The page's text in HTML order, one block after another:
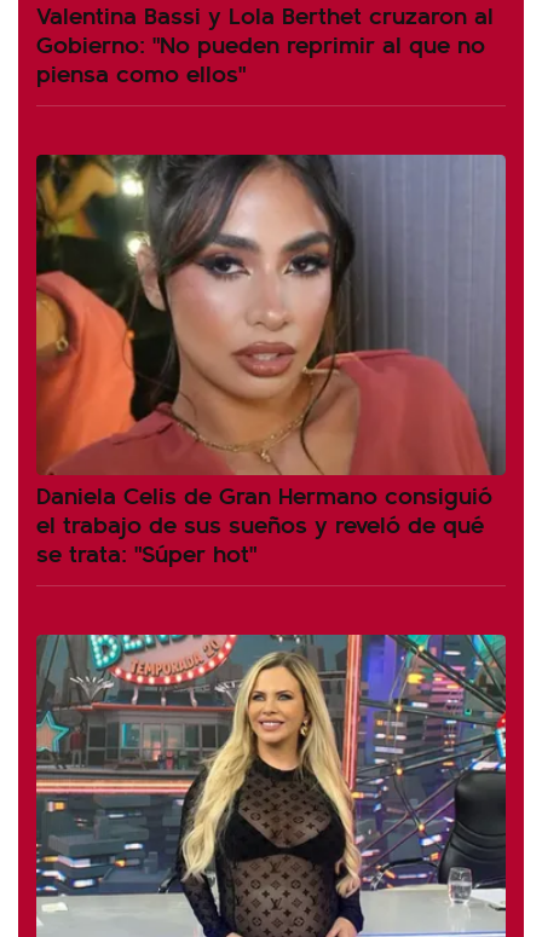
Valentina Bassi y Lola Berthet cruzaron al
Gobierno: "No pueden reprimir al que no
piensa como ellos"
Daniela Celis de Gran Hermano consiguió
el trabajo de sus sueños y reveló de qué
se trata: "Súper hot"